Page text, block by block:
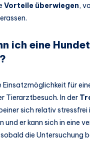
Vorteile überwiegen,
ich eine
Einsatzmöglichkeit für
Tierarztbesuch. In der
sich relativ stressfrei
und er kann sich in eine
die Untersuchung